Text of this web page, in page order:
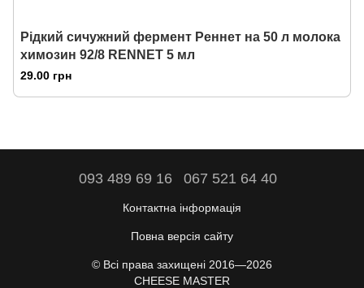
Рідкий сичужний фермент Реннет на 50 л молока
химозин 92/8 RENNET 5 мл
29.00 грн
093 489 69 16 067 521 64 40
Контактна інформація
Повна версія сайту
© Всі права захищені 2016—2026
CHEESE MASTER